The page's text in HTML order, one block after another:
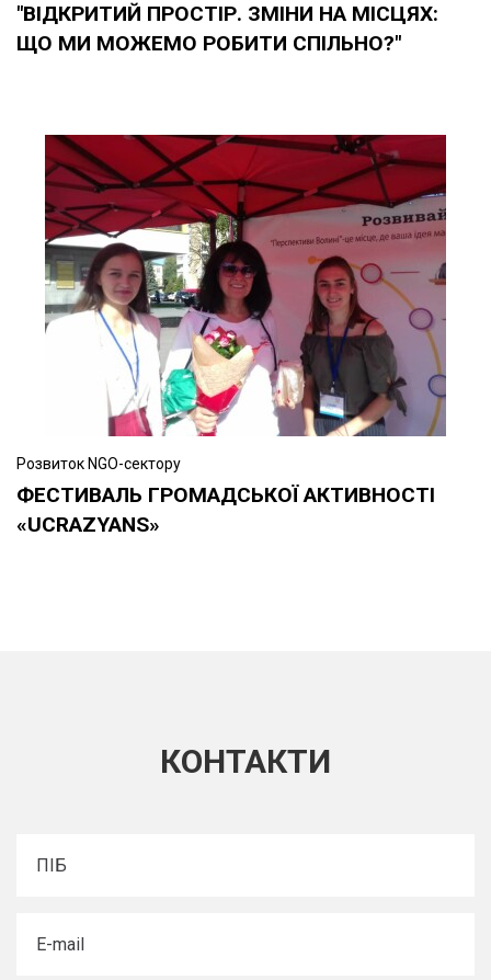
"ВІДКРИТИЙ ПРОСТІР. ЗМІНИ НА МІСЦЯХ:
ЩО МИ МОЖЕМО РОБИТИ СПІЛЬНО?"
Розвиток NGO-сектору
ФЕСТИВАЛЬ ГРОМАДСЬКОЇ АКТИВНОСТІ
«UCRAZYANS»
КОНТАКТИ